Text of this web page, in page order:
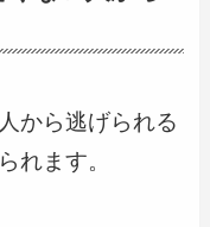
から逃げられる
れます。